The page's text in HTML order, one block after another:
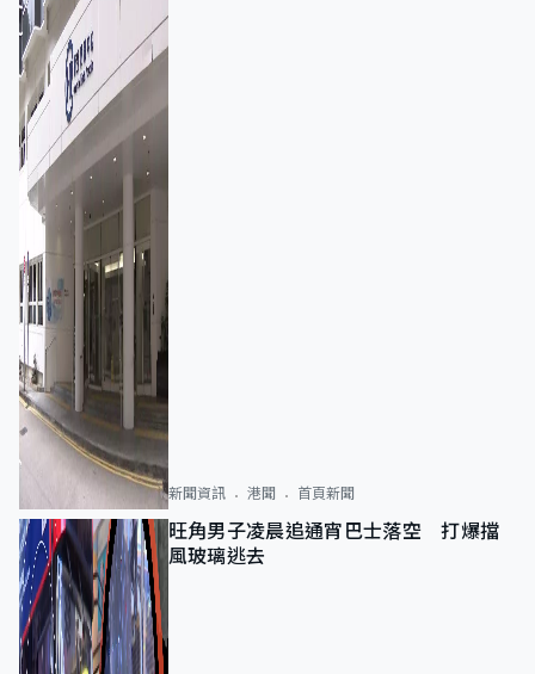
新聞資訊 港聞 首頁新聞
旺角男子凌晨追通宵巴士落空 打爆擋
風玻璃逃去